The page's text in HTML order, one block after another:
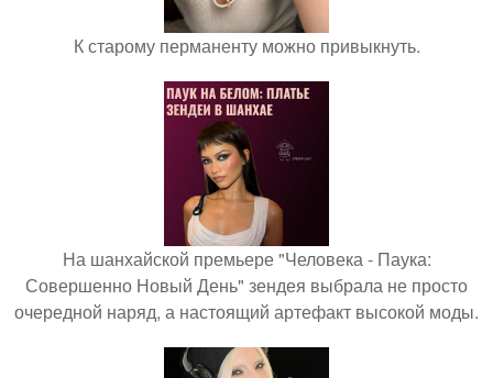
К старому перманенту можно привыкнуть.
На шанхайской премьере "Человека - Паука:
Совершенно Новый День" зендея выбрала не просто
очередной наряд, а настоящий артефакт высокой моды.